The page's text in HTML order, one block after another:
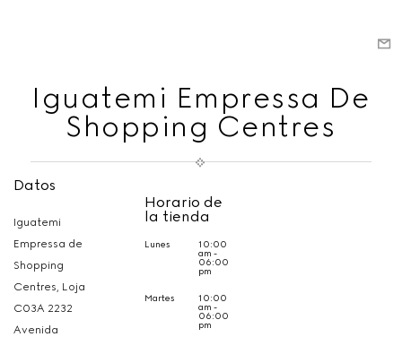
Iguatemi Empressa De
Shopping Centres
Datos
Iguatemi
Empressa de
Shopping
Centres, Loja
C03A 2232
Avenida
Horario de
la tienda
Lunes 10:00
am -
06:00
pm
Martes 10:00
am -
06:00
pm